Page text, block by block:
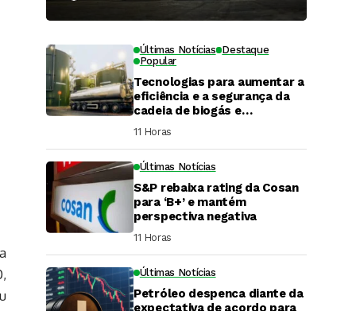
Últimas Notícias Destaque
Popular
Tecnologias para aumentar a
eficiência e a segurança da
cadeia de biogás e
biometano são destaque em
Fórum do setor
11 Horas ⁮
Últimas Notícias
S&P rebaixa rating da Cosan
para ‘B+’ e mantém
perspectiva negativa
11 Horas ⁮
Últimas Notícias
Petróleo despenca diante da
expectativa de acordo para
DaCana Cast
Fenasucro 2026